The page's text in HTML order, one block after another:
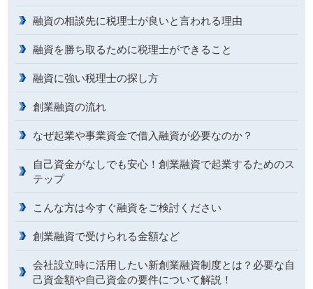
融資の相談先に税理士が良いと言われる理由
融資を勝ち取るために税理士ができること
融資に強い税理士の探し方
創業融資の流れ
なぜ起業や事業資金で借入融資が必要なのか？
自己資金がなしでも安心！創業融資で起業するためのス
テップ
こんな方は今すぐ融資をご検討ください
創業融資で受けられる金額など
会社設立時に活用したい新創業融資制度とは？必要な自
己資金額や自己資金の要件について解説！